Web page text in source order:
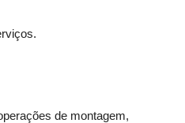
de montagem,